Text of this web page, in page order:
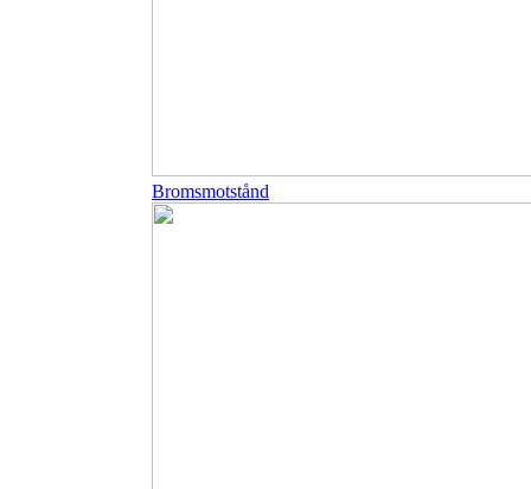
Bromsmotstånd